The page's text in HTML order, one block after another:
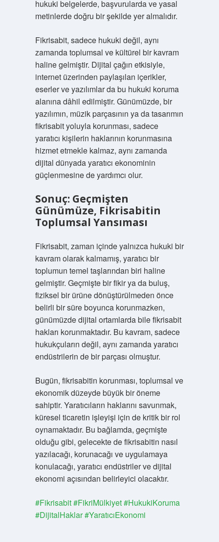
hukuki belgelerde, başvurularda ve yasal
metinlerde doğru bir şekilde yer almalıdır.
Fikrisabit, sadece hukuki değil, aynı
zamanda toplumsal ve kültürel bir kavram
haline gelmiştir. Dijital çağın etkisiyle,
internet üzerinden paylaşılan içerikler,
eserler ve yazılımlar da bu hukuki koruma
alanına dâhil edilmiştir. Günümüzde, bir
yazılımın, müzik parçasının ya da tasarımın
fikrisabit yoluyla korunması, sadece
yaratıcı kişilerin haklarının korunmasına
hizmet etmekle kalmaz, aynı zamanda
dijital dünyada yaratıcı ekonominin
güçlenmesine de yardımcı olur.
Sonuç: Geçmişten
Günümüze, Fikrisabitin
Toplumsal Yansıması
Fikrisabit, zaman içinde yalnızca hukuki bir
kavram olarak kalmamış, yaratıcı bir
toplumun temel taşlarından biri haline
gelmiştir. Geçmişte bir fikir ya da buluş,
fiziksel bir ürüne dönüştürülmeden önce
belirli bir süre boyunca korunmazken,
günümüzde dijital ortamlarda bile fikrisabit
hakları korunmaktadır. Bu kavram, sadece
hukukçuların değil, aynı zamanda yaratıcı
endüstrilerin de bir parçası olmuştur.
Bugün, fikrisabitin korunması, toplumsal ve
ekonomik düzeyde büyük bir öneme
sahiptir. Yaratıcıların haklarını savunmak,
küresel ticaretin işleyişi için de kritik bir rol
oynamaktadır. Bu bağlamda, geçmişte
olduğu gibi, gelecekte de fikrisabitin nasıl
yazılacağı, korunacağı ve uygulamaya
konulacağı, yaratıcı endüstriler ve dijital
ekonomi açısından belirleyici olacaktır.
#Fikrisabit #FikriMülkiyet #HukukiKoruma
#DijitalHaklar #YaratıcıEkonomi